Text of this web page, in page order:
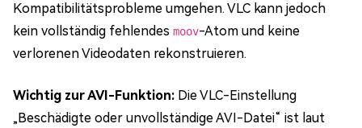
Kompatibilitätsprobleme umgehen. VLC kann jedoch
kein vollständig fehlendes moov-Atom und keine
verlorenen Videodaten rekonstruieren.
Wichtig zur AVI-Funktion: Die VLC-Einstellung
„Beschädigte oder unvollständige AVI-Datei“ ist laut